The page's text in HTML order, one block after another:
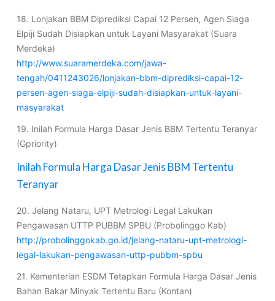
18. Lonjakan BBM Diprediksi Capai 12 Persen, Agen Siaga
Elpiji Sudah Disiapkan untuk Layani Masyarakat (Suara
Merdeka)
http://www.suaramerdeka.com/jawa-
tengah/0411243026/lonjakan-bbm-diprediksi-capai-12-
persen-agen-siaga-elpiji-sudah-disiapkan-untuk-layani-
masyarakat
19. Inilah Formula Harga Dasar Jenis BBM Tertentu Teranyar
(Gpriority)
Inilah Formula Harga Dasar Jenis BBM Tertentu
Teranyar
20. Jelang Nataru, UPT Metrologi Legal Lakukan
Pengawasan UTTP PUBBM SPBU (Probolinggo Kab)
http://probolinggokab.go.id/jelang-nataru-upt-metrologi-
legal-lakukan-pengawasan-uttp-pubbm-spbu
21. Kementerian ESDM Tetapkan Formula Harga Dasar Jenis
Bahan Bakar Minyak Tertentu Baru (Kontan)